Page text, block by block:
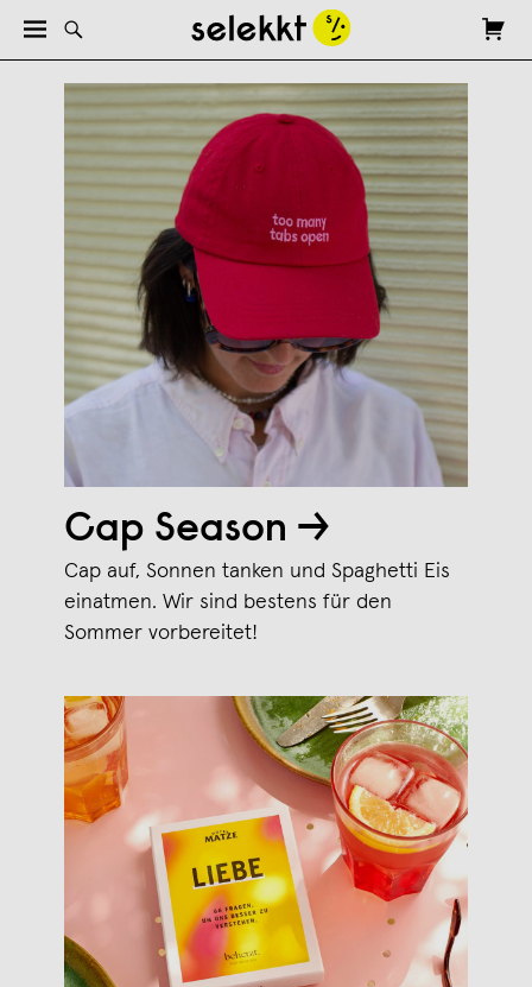
Cap Season →
Cap auf, Sonnen tanken und Spaghetti Eis
einatmen. Wir sind bestens für den
Sommer vorbereitet!